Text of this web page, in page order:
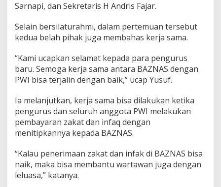
S
a
u
a
t
e
a
n
d
u
Sarnapi, dan Sekretaris H Andris Fajar.
Selain bersilaturahmi, dalam pertemuan tersebut
kedua belah pihak juga membahas kerja sama.
“Kami ucapkan selamat kepada para pengurus
baru. Semoga kerja sama antara BAZNAS dengan
PWI bisa terjalin dengan baik,” ucap Yusuf.
Ia melanjutkan, kerja sama bisa dilakukan ketika
pengurus dan seluruh anggota PWI melakukan
pembayaran zakat dan infaq dengan
menitipkannya kepada BAZNAS.
“Kalau penerimaan zakat dan infak di BAZNAS bisa
naik, maka bisa membantu wartawan juga dengan
leluasa,” katanya.